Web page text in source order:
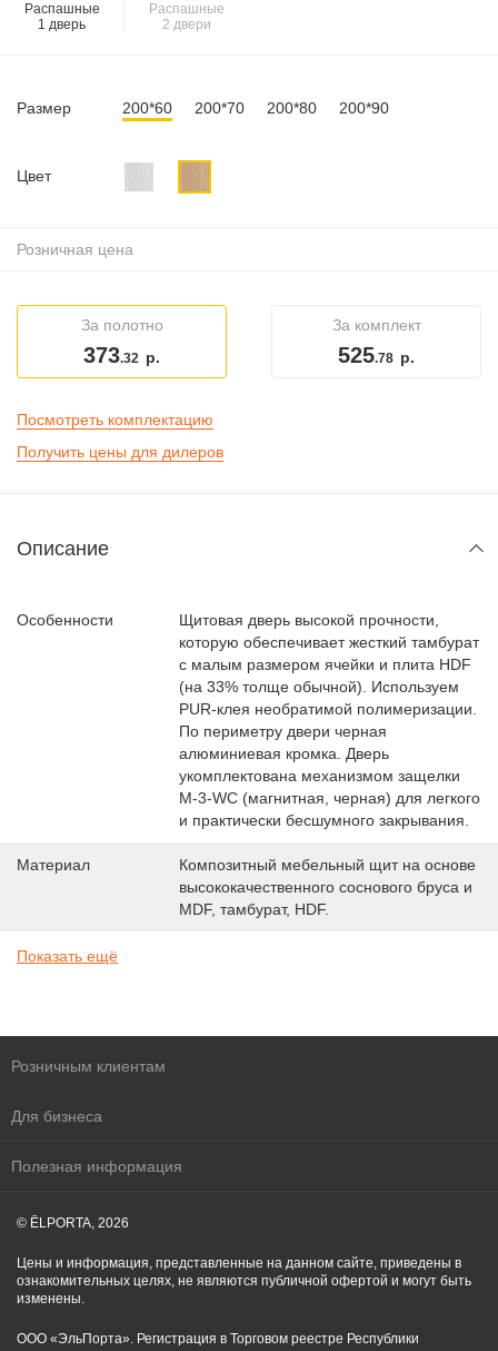
Распашные
1 дверь
Распашные
2 двери
Размер 200*60 200*70 200*80 200*90
Цвет
Розничная цена
За полотно
373.32 р.
За комплект
525.78 р.
Посмотреть комплектацию
Получить цены для дилеров
Описание
Особенности
Щитовая дверь высокой прочности,
которую обеспечивает жесткий тамбурат
с малым размером ячейки и плита HDF
(на 33% толще обычной). Используем
PUR-клея необратимой полимеризации.
По периметру двери черная
алюминиевая кромка. Дверь
укомплектована механизмом защелки
M-3-WC (магнитная, черная) для легкого
и практически бесшумного закрывания.
Материал
Композитный мебельный щит на основе
высококачественного соснового бруса и
MDF, тамбурат, HDF.
Показать ещё
Розничным клиентам
Для бизнеса
Полезная информация
© ĒLPORTA, 2026
Цены и информация, представленные на данном сайте, приведены в
ознакомительных целях, не являются публичной офертой и могут быть
изменены.
ООО «ЭльПорта». Регистрация в Торговом реестре Республики